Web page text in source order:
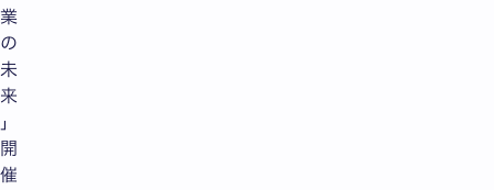
業
の
未
来
」
開
催